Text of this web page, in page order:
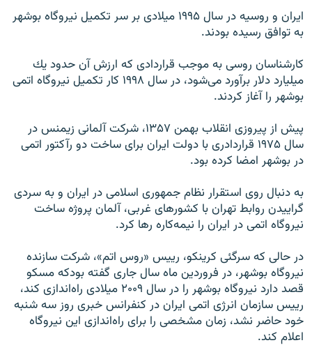
ايران و روسيه در سال ۱۹۹۵ ميلادى بر سر تكميل نيروگاه بوشهر
به توافق رسيده بودند.
كارشناسان روسى به موجب قراردادى كه ارزش آن حدود يك
ميليارد دلار برآورد مى‌شود، در سال ۱۹۹۸ كار تكميل نيروگاه اتمى
بوشهر را آغاز كردند.
پيش از پيروزى انقلاب بهمن ۱۳۵۷، شركت آلمانى زيمنس در
سال ۱۹۷۵ قراردادرى با دولت ایران براى ساخت دو رآكتور اتمى
در بوشهر امضا كرده بود.
به دنبال روى استقرار نظام جمهوری اسلامى در ايران و به سردى
گراييدن روابط تهران با كشورهاى غربى، آلمان پروژه ساخت
نيروگاه اتمى در ايران را نيمه‌كاره رها كرد.
در حالى كه سرگئى كرينكو، رییس «روس اتم»، شرکت سازنده
نیروگاه بوشهر، در فروردين ماه سال جارى گفته بودکه مسكو
قصد دارد نيروگاه بوشهر را در سال ۲۰۰۹ ميلادى راه‌اندازى كند،
رييس سازمان انرژى اتمى ايران در كنفرانس خبرى روز سه ‌شنبه
خود حاضر نشد، زمان مشخصى را براى راه‌اندازى اين نيروگاه
اعلام كند.